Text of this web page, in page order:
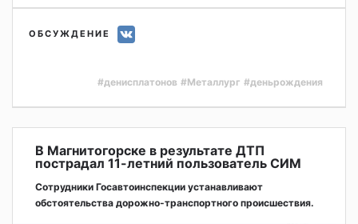
ОБСУЖДЕНИЕ
#денисплатонов #Металлург #деньрождения
В Магнитогорске в результате ДТП
пострадал 11-летний пользователь СИМ
Сотрудники Госавтоинспекции устанавливают
обстоятельства дорожно-транспортного происшествия.